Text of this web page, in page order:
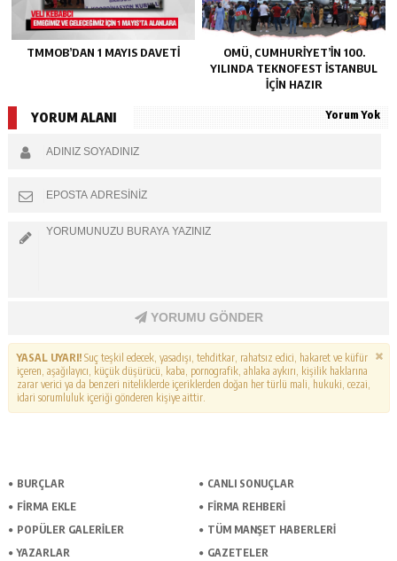
TMMOB’DAN 1 MAYIS DAVETI
OMÜ, CUMHURIYET’IN 100.
YILINDA TEKNOFEST İSTANBUL
IÇIN HAZIR
YORUM ALANI Yorum Yok
YORUMU GÖNDER
YASAL UYARI!Suç teşkil edecek, yasadışı, tehditkar, rahatsız edici, hakaret ve küfür
içeren, aşağılayıcı, küçük düşürücü, kaba, pornografik, ahlaka aykırı, kişilik haklarına
zarar verici ya da benzeri niteliklerde içeriklerden doğan her türlü mali, hukuki, cezai,
idari sorumluluk içeriği gönderen kişiye aittir.
BURÇLAR
CANLI SONUÇLAR
FİRMA EKLE
FİRMA REHBERİ
POPÜLER GALERİLER
TÜM MANŞET HABERLERİ
YAZARLAR
GAZETELER